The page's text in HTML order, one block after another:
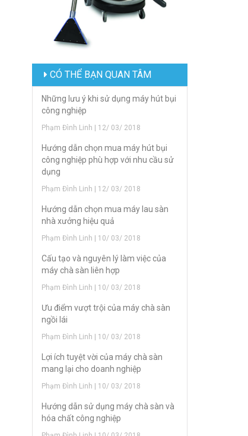
CÓ THỂ BẠN QUAN TÂM
Những lưu ý khi sử dụng máy hút bụi
công nghiệp
Phạm Đình Linh | 12/ 03/ 2018
Hướng dẫn chọn mua máy hút bụi
công nghiệp phù hợp với nhu cầu sử
dụng
Phạm Đình Linh | 12/ 03/ 2018
Hướng dẫn chọn mua máy lau sàn
nhà xưởng hiệu quả
Phạm Đình Linh | 10/ 03/ 2018
Cấu tạo và nguyên lý làm việc của
máy chà sàn liên hợp
Phạm Đình Linh | 10/ 03/ 2018
Ưu điểm vượt trội của máy chà sàn
ngồi lái
Phạm Đình Linh | 10/ 03/ 2018
Lợi ích tuyệt vời của máy chà sàn
mang lại cho doanh nghiệp
Phạm Đình Linh | 10/ 03/ 2018
Hướng dẫn sử dụng máy chà sàn và
hóa chất công nghiệp